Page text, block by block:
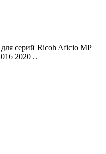
серий Ricoh Aficio MP
2020 ..